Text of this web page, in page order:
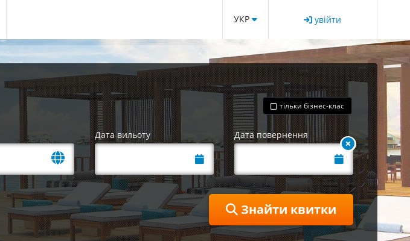
УКР увійти
тільки бізнес-клас
Дата вильоту Дата повернення
Знайти квитки